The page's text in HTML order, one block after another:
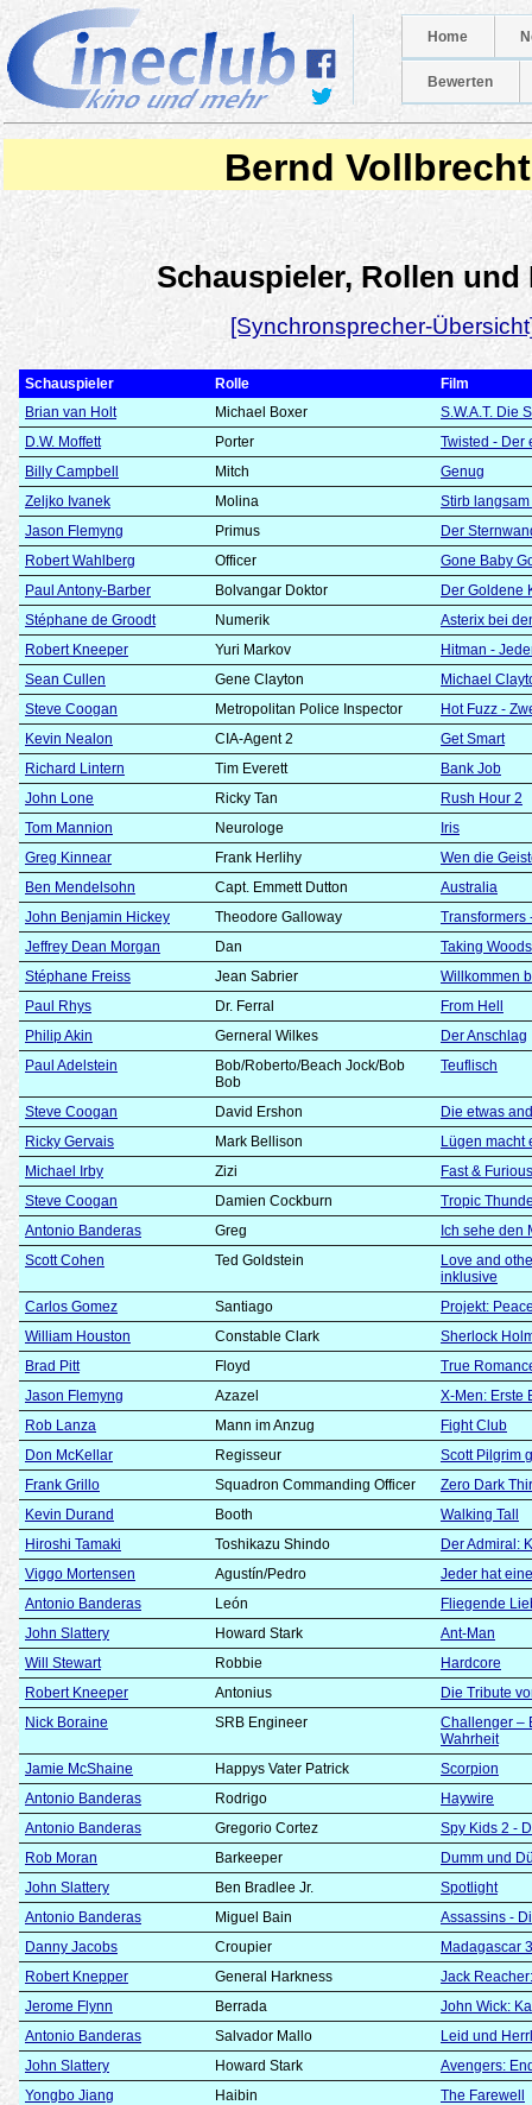
Home
Bewerten
Bernd Vollbrecht
Schauspieler, Rollen und
[Synchronsprecher-
Schauspieler Rolle
Film
Brian van Holt
Michael Boxer
S.W.A.T. Die
D.W. Moffett
Porter
Twisted - Der
Billy Campbell
Mitch
Genug
Zeljko Ivanek
Molina
Stirb langsam
Jason Flemyng
Primus
Der
Robert Wahlberg
Officer
Gone Baby
Paul Antony-Barber
Bolvangar Doktor
Der Goldene
Stéphane de Groodt
Numerik
Asterix bei
Robert Kneeper
Yuri Markov
Hitman -
Sean Cullen
Gene Clayton
Michael
Steve Coogan
Metropolitan Police Inspector
Hot Fuzz -
Kevin Nealon
CIA-Agent 2
Get Smart
Richard Lintern
Tim Everett
Bank Job
John Lone
Ricky Tan
Rush Hour 2
Tom Mannion
Neurologe
Iris
Greg Kinnear
Frank Herlihy
Wen die
Ben Mendelsohn
Capt. Emmett Dutton
Australia
John Benjamin Hickey
Theodore Galloway
Transformers
Jeffrey Dean Morgan
Dan
Taking
Stéphane Freiss
Jean Sabrier
Willkommen
Paul Rhys
Dr. Ferral
From Hell
Philip Akin
Gerneral Wilkes
Der Anschlag
Paul Adelstein
Bob/Roberto/Beach Jock/Bob
Bob
Teuflisch
Steve Coogan David Ershon
Die etwas
Ricky Gervais
Mark Bellison
Lügen macht
Michael Irby
Zizi
Fast &
Steve Coogan
Damien Cockburn
Tropic
Antonio Banderas
Greg
Ich sehe den
Scott Cohen
Ted Goldstein
Love and
inklusive
Carlos Gomez
Santiago
Projekt:
William Houston
Constable Clark
Sherlock
Brad Pitt
Floyd
True
Jason Flemyng
Azazel
X-Men: Erste
Rob Lanza
Mann im Anzug
Fight Club
Don McKellar
Regisseur
Scott Pilgrim
Frank Grillo
Squadron Commanding Officer
Zero Dark
Kevin Durand
Booth
Walking Tall
Hiroshi Tamaki
Toshikazu Shindo
Der Admiral:
Viggo Mortensen
Agustín/Pedro
Jeder hat
Antonio Banderas
León
Fliegende
John Slattery
Howard Stark
Ant-Man
Will Stewart
Robbie
Hardcore
Robert Kneeper
Antonius
Die Tribute
Nick Boraine
SRB Engineer
Challenger –
Wahrheit
Jamie McShaine
Happys Vater Patrick
Scorpion
Antonio Banderas
Rodrigo
Haywire
Antonio Banderas
Gregorio Cortez
Spy Kids 2 -
Rob Moran
Barkeeper
Dumm und
John Slattery
Ben Bradlee Jr.
Spotlight
Antonio Banderas
Miguel Bain
Assassins -
Danny Jacobs
Croupier
Madagascar
Robert Knepper
General Harkness
Jack
Jerome Flynn
Berrada
John Wick:
Antonio Banderas
Salvador Mallo
Leid und
John Slattery
Howard Stark
Avengers:
Yongbo Jiang
Haibin
The Farewell